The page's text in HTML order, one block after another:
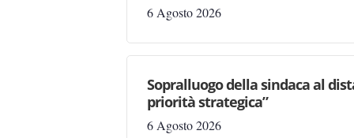
6 Agosto 2026
Sopralluogo della sindaca al
priorità strategica”
6 Agosto 2026